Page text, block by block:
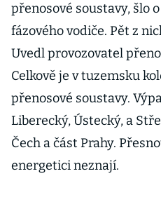
přenosové soustavy, šlo
fázového vodiče. Pět z
Uvedl provozovatel
Celkově je v tuzemsku
přenosové soustavy.
Liberecký, Ústecký, a
Čech a část Prahy.
energetici neznají.